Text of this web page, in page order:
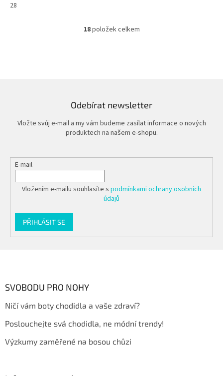
28
O
p
r
v
k
v
i
s
u
18položek celkem
Odebírat newsletter
Vložte svůj e-mail a my vám budeme zasílat informace o nových
produktech na našem e-shopu.
E-mail
Vložením e-mailu souhlasíte s podmínkami ochrany osobních
údajů
PŘIHLÁSIT SE
SVOBODU PRO NOHY
Ničí vám boty chodidla a vaše zdraví?
Poslouchejte svá chodidla, ne módní trendy!
Výzkumy zaměřené na bosou chůzi